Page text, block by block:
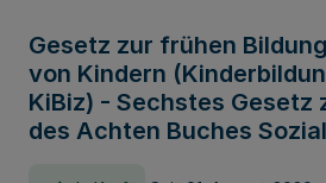
Gesetz zur frühen
von Kindern
KiBiz) - Sechstes Gesetz
des Achten Buches